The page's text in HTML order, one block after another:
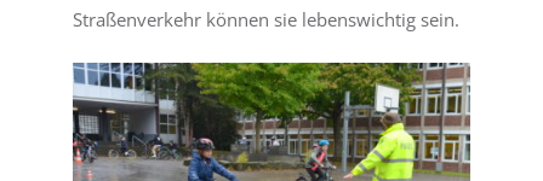
Straßenverkehr können sie lebenswichtig sein.